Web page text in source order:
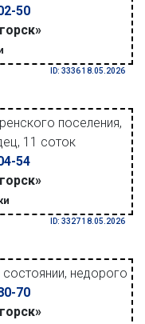
50
ID: 3336 18.05.2026
поселения,
11 соток
54
ID: 3327 18.05.2026
недорого
70